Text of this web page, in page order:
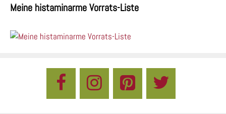
Meine histaminarme Vorrats-Liste